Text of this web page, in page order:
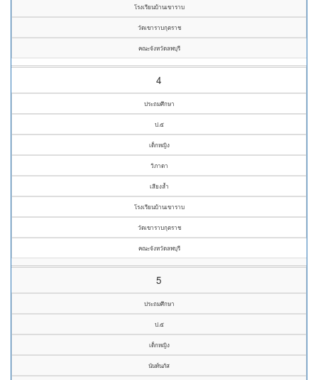
โรงเรียนบ้านเขาราบ
วัดเขาราบกุตราช
คณะจังหวัดลพบุรี
4
ประถมศึกษา
ป.๕
เด็กหญิง
วิภาดา
เสียงล้ำ
โรงเรียนบ้านเขาราบ
วัดเขาราบกุตราช
คณะจังหวัดลพบุรี
5
ประถมศึกษา
ป.๕
เด็กหญิง
นันท์นภัส